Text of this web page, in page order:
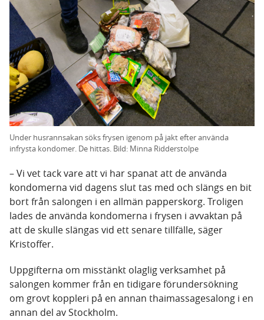
Under husrannsakan söks frysen igenom på jakt efter använda
infrysta kondomer. De hittas. Bild: Minna Ridderstolpe
– Vi vet tack vare att vi har spanat att de använda
kondomerna vid dagens slut tas med och slängs en bit
bort från salongen i en allmän papperskorg. Troligen
lades de använda kondomerna i frysen i avvaktan på
att de skulle slängas vid ett senare tillfälle, säger
Kristoffer.
Uppgifterna om misstänkt olaglig verksamhet på
salongen kommer från en tidigare förundersökning
om grovt koppleri på en annan thaimassagesalong i en
annan del av Stockholm.